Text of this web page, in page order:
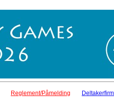
Reglement/Påmelding